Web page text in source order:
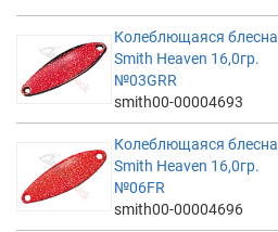
Колеблющаяся блесна
Smith Heaven 16,0гр.
№03GRR
smith00-00004693
Колеблющаяся блесна
Smith Heaven 16,0гр.
№06FR
smith00-00004696